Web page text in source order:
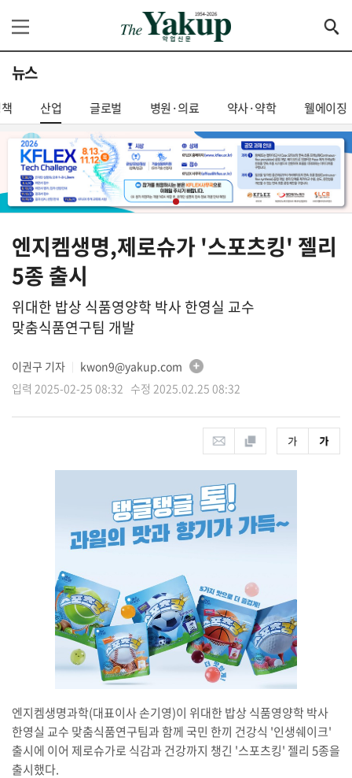
뉴스
산업 글로벌 병원·의료 약사·약학 웰에이징
엔지켐생명,제로슈가 '스포츠킹' 젤리
5종 출시
위대한 밥상 식품영양학 박사 한영실 교수
맞춤식품연구팀 개발
이권구 기자
kwon9@yakup.com
입력 2025-02-25 08:32 수정 2025.02.25 08:32
엔지켐생명과학(대표이사 손기영)이 위대한 밥상 식품영양학 박사
한영실 교수 맞춤식품연구팀과 함께 국민 한끼 건강식 '인생쉐이크'
출시에 이어 제로슈가로 식감과 건강까지 챙긴 '스포츠킹' 젤리 5종을
출시했다.